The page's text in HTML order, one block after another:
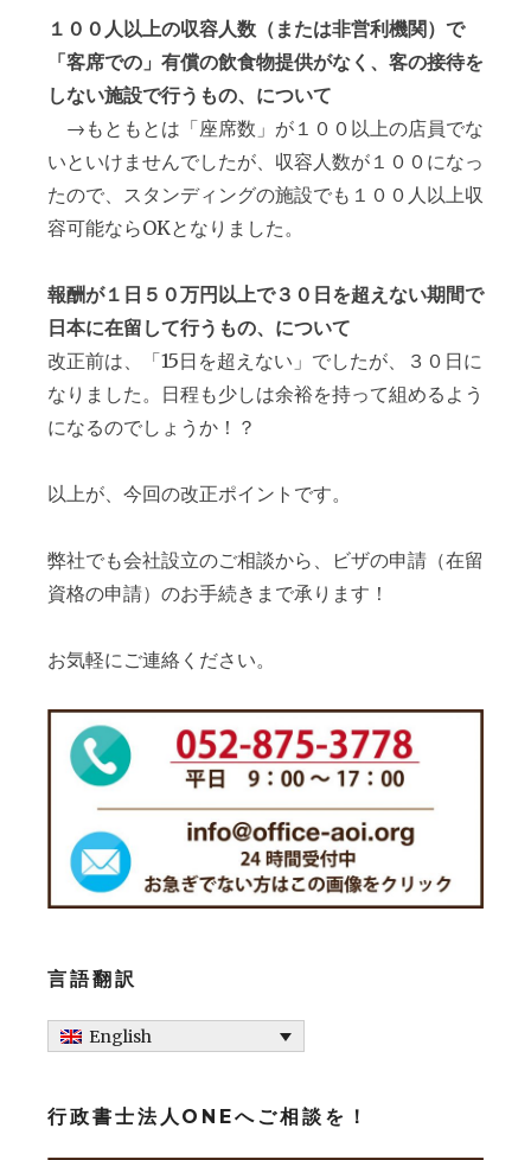
１００人以上の収容人数（または非営利機関）で
「客席での」有償の飲食物提供がなく、客の接待を
しない施設で行うもの、について
→もともとは「座席数」が１００以上の店員でな
いといけませんでしたが、収容人数が１００になっ
たので、スタンディングの施設でも１００人以上収
容可能ならOKとなりました。
報酬が１日５０万円以上で３０日を超えない期間で
日本に在留して行うもの、について
改正前は、「15日を超えない」でしたが、３０日に
なりました。日程も少しは余裕を持って組めるよう
になるのでしょうか！？
以上が、今回の改正ポイントです。
弊社でも会社設立のご相談から、ビザの申請（在留
資格の申請）のお手続きまで承ります！
お気軽にご連絡ください。
言語翻訳
English
行政書士法人ONEへご相談を！